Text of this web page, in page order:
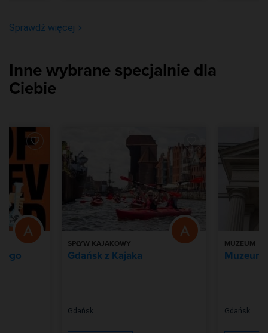
Sprawdź więcej
Inne wybrane specjalnie dla
Ciebie
SPŁYW KAJAKOWY
Gdańsk z Kajaka
Gdańsk
MUZEUM
Muzeum
Gdańsk